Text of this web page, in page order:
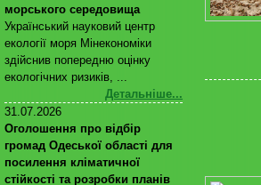
морського середовища
Український науковий центр
екології моря Мінекономіки
здійснив попередню оцінку
екологічних ризиків, ...
Детальніше...
31.07.2026
Оголошення про відбір
громад Одеської області для
посилення кліматичної
стійкості та розробки планів